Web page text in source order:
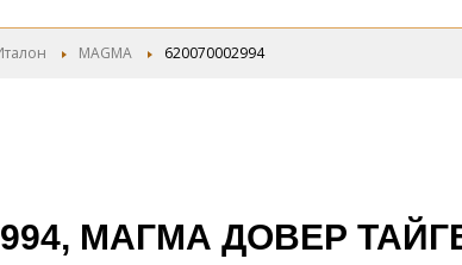
MAGMA 620070002994
МАГМА ДОВЕР